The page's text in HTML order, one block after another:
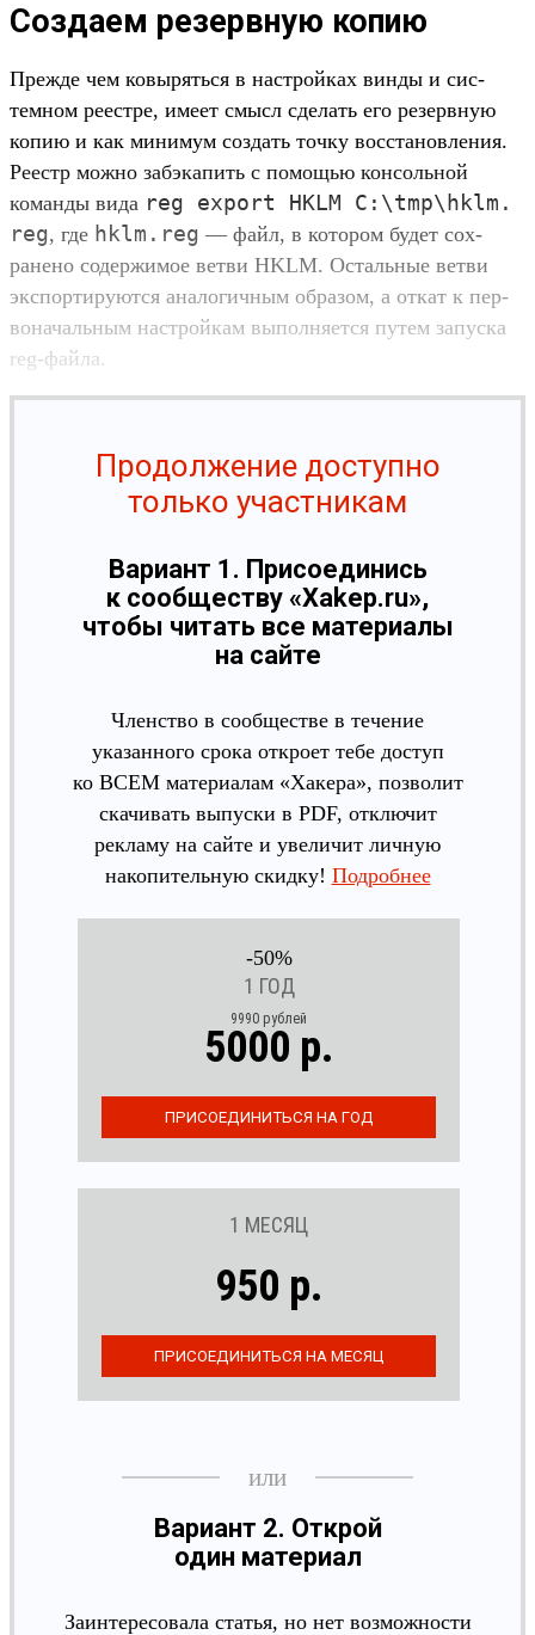
Создаем резервную копию
Преж­де чем ковырять­ся в нас­трой­ках вин­ды и сис­
темном реес­тре, име­ет смысл сде­лать его резер­вную
копию и как минимум соз­дать точ­ку вос­ста­нов­ления.
Реестр мож­но забэка­пить с помощью кон­соль­ной
коман­ды вида reg export HKLM С:\tmp\ hklm.
reg, где hklm. reg — файл, в котором будет сох­
ранено содер­жимое вет­ви HKLM. Осталь­ные вет­ви
экспор­тиру­ются ана­логич­ным обра­зом, а откат к пер­
воначаль­ным нас­трой­кам выпол­няет­ся путем запус­ка
reg-фай­ла.
Продолжение доступно
только участникам
Вариант 1. Присоединись
к сообществу «Xakep.ru»,
чтобы читать все материалы
на сайте
Членство в сообществе в течение
указанного срока откроет тебе доступ
ко ВСЕМ материалам «Хакера», позволит
скачивать выпуски в PDF, отключит
рекламу на сайте и увеличит личную
накопительную скидку! Подробнее
-50%
1 ГОД
9990 рублей
5000 р.
1 МЕСЯЦ
950 р.
Вариант 2. Открой
один материал
Заинтересовала статья, но нет возможности